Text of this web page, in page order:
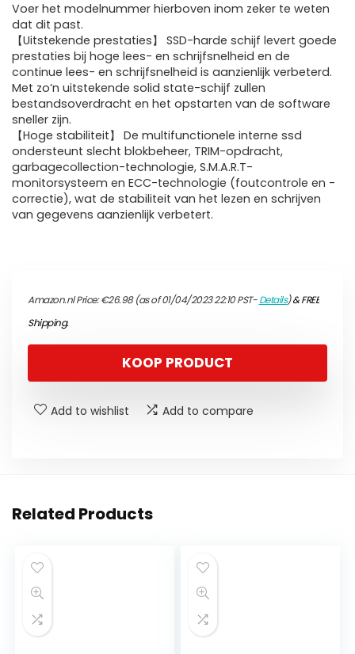
Voer het modelnummer hierboven inom zeker te weten
dat dit past.
【Uitstekende prestaties】 SSD-harde schijf levert goede
prestaties bij hoge lees- en schrijfsnelheid en de
continue lees- en schrijfsnelheid is aanzienlijk verbeterd.
Met zo’n uitstekende solid state-schijf zullen
bestandsoverdracht en het opstarten van de software
sneller zijn.
【Hoge stabiliteit】 De multifunctionele interne ssd
ondersteunt slecht blokbeheer, TRIM-opdracht,
garbagecollection-technologie, S.M.A.R.T-
monitorsysteem en ECC-technologie (foutcontrole en -
correctie), wat de stabiliteit van het lezen en schrijven
van gegevens aanzienlijk verbetert.
Amazon.nl Price:€26.98(as of 01/04/2023 22:10 PST-Details)&FREE
Shipping.
KOOP PRODUCT
Add to wishlist Add to compare
Related Products